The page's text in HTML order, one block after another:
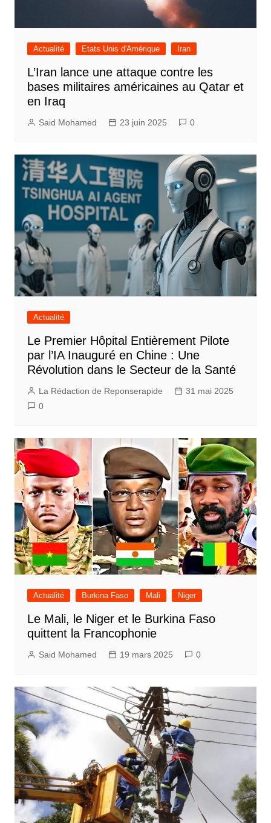
Actualité Etats Unis d'Amérique Iran
L’Iran lance une attaque contre les
bases militaires américaines au Qatar et
en Iraq
Said Mohamed 23 juin 2025 0
Actualité
Le Premier Hôpital Entièrement Pilote
par l’IA Inauguré en Chine : Une
Révolution dans le Secteur de la Santé
La Rédaction de Reponserapide
31 mai 2025
0
Actualité Burkina Faso Mali Niger
Le Mali, le Niger et le Burkina Faso
quittent la Francophonie
Said Mohamed 19 mars 2025 0